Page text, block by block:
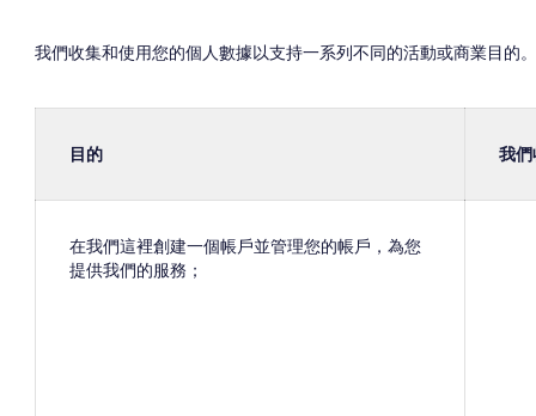
我們收集和使用您的個人數據以支持一系列不同的活動或商業目的
目的 我
在我們這裡創建一個帳戶並管理您的帳戶，為您
提供我們的服務；